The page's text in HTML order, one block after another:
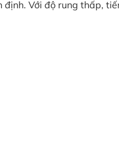
Với độ rung thấp,